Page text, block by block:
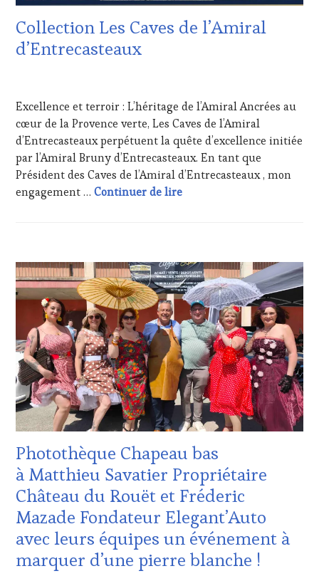
PROVENCE,
SALONS
INTERNATIONAUX,
VAR
VIGNOBLES,
WINE
TASTING
VOUCHER,
WINE
FAME,
TOURISM
TOUR
MOVIE,
WINETASTINGVOUCHER.COM
DU
VIN
ET
HAUTE
GASTRONOMIE
FRANÇAISE,
INVITATIONS
&
DÉGUSTATIONS,
TASTING,
PRESSE
ÉCRITE,
RADIO,
WEB,
OENOTOURISME,
PARTENAIRES
VIN
TOURISME,
PRODUCTEURS
TERROIR,
PROVENCE,
CHEF,
CUISINIER,
ŒNOLOGUE,
SOMMELIER,
SALONS
INTERNATIONAUX,
VIGNOBLES,
TASTING
Collection Les Caves de l’Amiral
d’Entrecasteaux
2026
Excellence et terroir : L’héritage de l’Amiral Ancrées au
cœur de la Provence verte, Les Caves de l’Amiral
d’Entrecasteaux perpétuent la quête d’excellence initiée
par l’Amiral Bruny d’Entrecasteaux. En tant que
Président des Caves de l’Amiral d’Entrecasteaux , mon
engagement …Continuer de lireCollection Les Caves de
CLUB
:
WINE
TASTING
VOUCHER,
CÔTES-
DE-
PROVENCE,
DOMAINE
VITICOLE,
ADHÉRENT,
VIN
EDITION
LES
CLÉS
DU
VIN
ET
DE
HAUTE
Photothèque Chapeau bas
à Matthieu Savatier Propriétaire
Château du Rouët et Fréderic
Mazade Fondateur Elegant’Auto
avec leurs équipes un événement à
marquer d’une pierre blanche !